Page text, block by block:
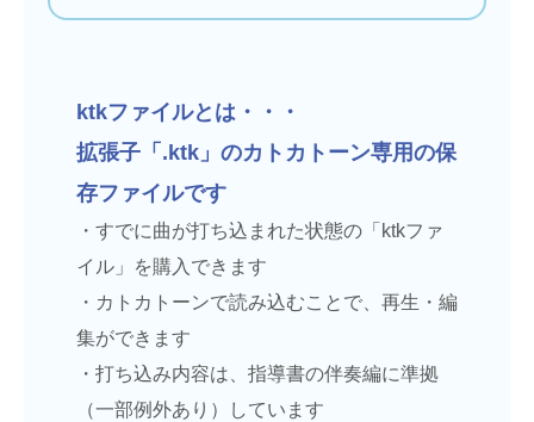
ktkファイルとは・・・
拡張子「.ktk」のカトカトーン専用の保
存ファイルです
・すでに曲が打ち込まれた状態の「ktkファ
イル」を購入できます
・カトカトーンで読み込むことで、再生・編
集ができます
・打ち込み内容は、指導書の伴奏編に準拠
（一部例外あり）しています